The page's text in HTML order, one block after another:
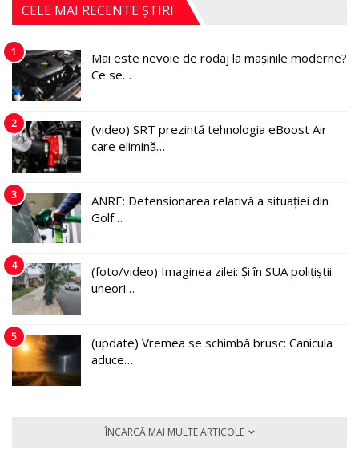
CELE MAI RECENTE ȘTIRI
1
Mai este nevoie de rodaj la mașinile moderne?
Ce se…
2
(video) SRT prezintă tehnologia eBoost Air
care elimină…
3
ANRE: Detensionarea relativă a situației din
Golf…
4
(foto/video) Imaginea zilei: Și în SUA polițiștii
uneori…
5
(update) Vremea se schimbă brusc: Canicula
aduce…
ÎNCARCĂ MAI MULTE ARTICOLE